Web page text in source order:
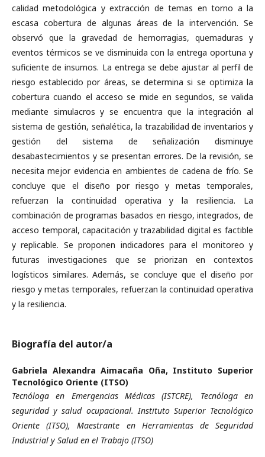
calidad metodológica y extracción de temas en torno a la
escasa cobertura de algunas áreas de la intervención. Se
observó que la gravedad de hemorragias, quemaduras y
eventos térmicos se ve disminuida con la entrega oportuna y
suficiente de insumos. La entrega se debe ajustar al perfil de
riesgo establecido por áreas, se determina si se optimiza la
cobertura cuando el acceso se mide en segundos, se valida
mediante simulacros y se encuentra que la integración al
sistema de gestión, señalética, la trazabilidad de inventarios y
gestión del sistema de señalización disminuye
desabastecimientos y se presentan errores. De la revisión, se
necesita mejor evidencia en ambientes de cadena de frío. Se
concluye que el diseño por riesgo y metas temporales,
refuerzan la continuidad operativa y la resiliencia. La
combinación de programas basados en riesgo, integrados, de
acceso temporal, capacitación y trazabilidad digital es factible
y replicable. Se proponen indicadores para el monitoreo y
futuras investigaciones que se priorizan en contextos
logísticos similares. Además, se concluye que el diseño por
riesgo y metas temporales, refuerzan la continuidad operativa
y la resiliencia.
Biografía del autor/a
Gabriela Alexandra Aimacaña Oña, Instituto Superior
Tecnológico Oriente (ITSO)
Tecnóloga en Emergencias Médicas (ISTCRE), Tecnóloga en
seguridad y salud ocupacional. Instituto Superior Tecnológico
Oriente (ITSO), Maestrante en Herramientas de Seguridad
Industrial y Salud en el Trabajo (ITSO)